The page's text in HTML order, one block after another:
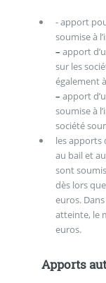
- apport
soumise à
– apport
sur les
également à
– apport
soumise à
société
les apports
au bail et
sont
dès lors
euros.
atteinte, le
euros.
Apports